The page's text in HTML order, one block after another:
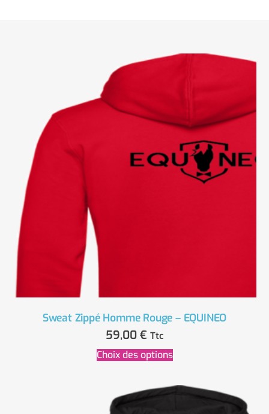
Sweat Zippé Homme Rouge – EQUINEO
59,00 € Ttc
Choix des options